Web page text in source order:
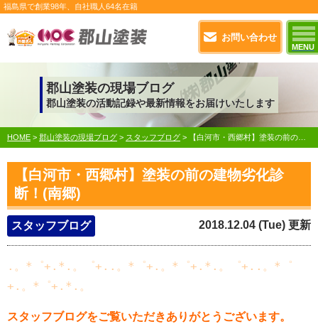
お問い合わせ
MENU
福島県で創業98年 、自社職人 64名在籍
郡山塗装の現場ブログ
郡山塗装の活動記録や最新情報をお届けいたします
HOME > 郡山塗装の現場ブログ > スタッフブログ > 【白河市・西郷村】塗装の前の建物劣化診断！(南郷)
【白河市・西郷村】塗装の前の建物劣化診
断！(南郷)
スタッフブログ 2018.12.04 (Tue) 更新
.。*゜+.*.。゜+..。*゜+.。*゜+.*.。゜+..。*゜
+.。*゜+.*.。
スタッフブログをご覧いただきありがとうございます。